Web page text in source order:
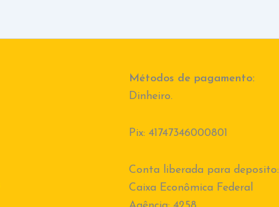
Métodos de pagamento:
Dinheiro.
Pix: 41747346000801
Conta liberada para deposito:
Caixa Econômica Federal